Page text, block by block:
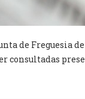
de Freguesia
consultadas